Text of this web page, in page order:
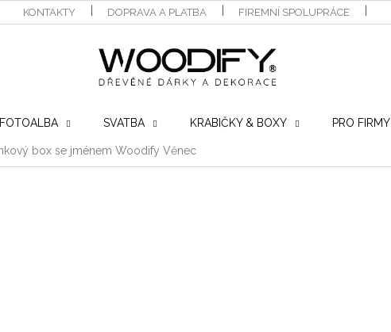
KONTAKTY DOPRAVA A PLATBA FIREMNÍ SPOLUPRÁCE
FOTOALBA SVATBA KRABIČKY & BOXY PRO FIRMY
box se jménem Woodify Věnec